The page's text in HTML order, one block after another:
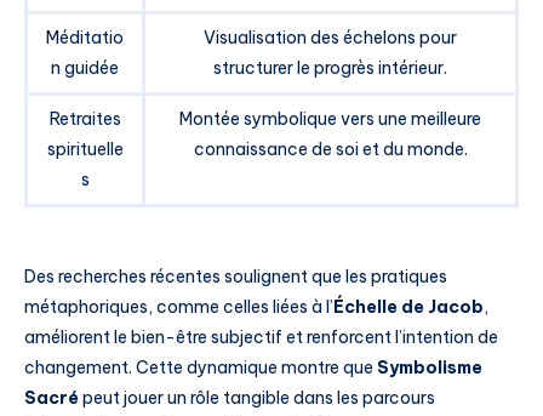
Méditatio
n guidée
Visualisation des échelons pour
structurer le progrès intérieur.
Retraites
spirituelle
s
Montée symbolique vers une meilleure
connaissance de soi et du monde.
Des recherches récentes soulignent que les pratiques
métaphoriques, comme celles liées à l’Échelle de Jacob,
améliorent le bien-être subjectif et renforcent l’intention de
changement. Cette dynamique montre que Symbolisme
Sacrépeut jouer un rôle tangible dans les parcours